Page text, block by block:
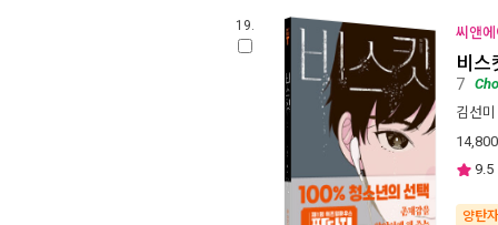
19. 씨앤
비스
7
김선미
14,800
9.5
양탄